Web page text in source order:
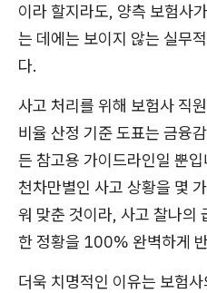
이라 할지라도, 양측 보험사
는 데에는 보이지 않는 실무
다.
사고 처리를 위해 보험사 직
비율 산정 기준 도표는 금융
든 참고용 가이드라인일 뿐
천차만별인 사고 상황을 몇
워 맞춘 것이라, 사고 찰나의
한 정황을 100% 완벽하게
더욱 치명적인 이유는 보험